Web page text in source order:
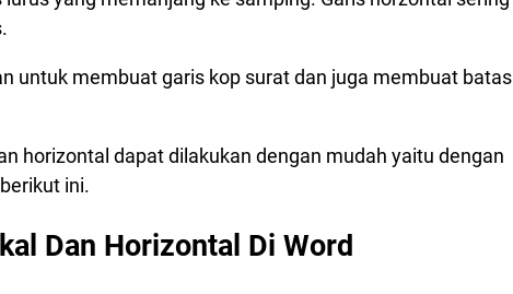
Auto Format Word
untuk membuat garis kop surat dan juga membuat batas
horizontal dapat dilakukan dengan mudah yaitu dengan
ini.
Dan Horizontal Di Word